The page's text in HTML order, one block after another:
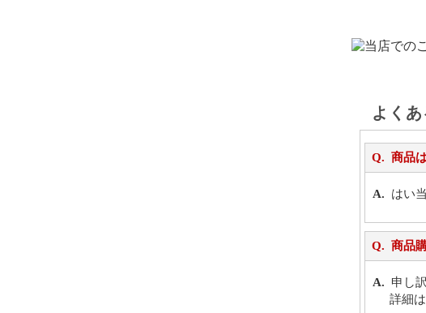
よく
商品
はい
商品
申し
詳細は